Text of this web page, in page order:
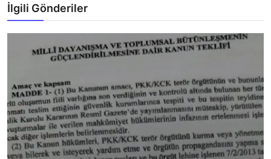
İlgili Gönderiler